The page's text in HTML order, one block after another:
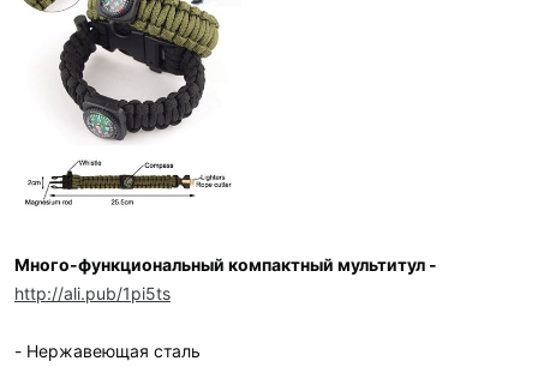
Много-функциональный компактный мультитул -
http://ali.pub/1pi5ts
- Нержавеющая сталь